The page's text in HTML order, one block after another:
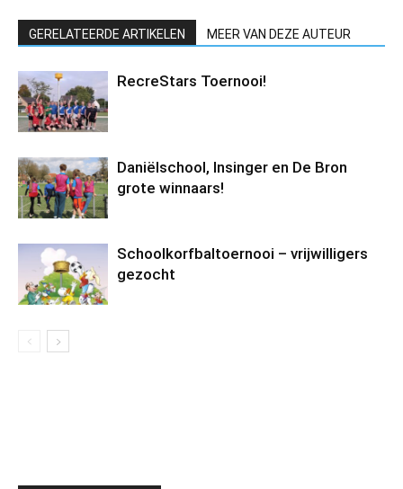
GERELATEERDE ARTIKELEN MEER VAN DEZE AUTEUR
RecreStars Toernooi!
Daniëlschool, Insinger en De Bron
grote winnaars!
Schoolkorfbaltoernooi – vrijwilligers
gezocht